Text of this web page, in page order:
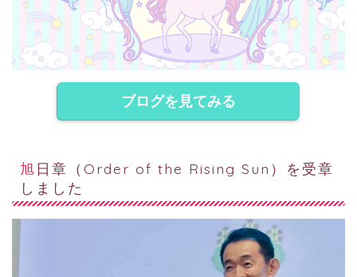
ブログを見てみる
旭日章（Order of the Rising Sun）を受章
しました